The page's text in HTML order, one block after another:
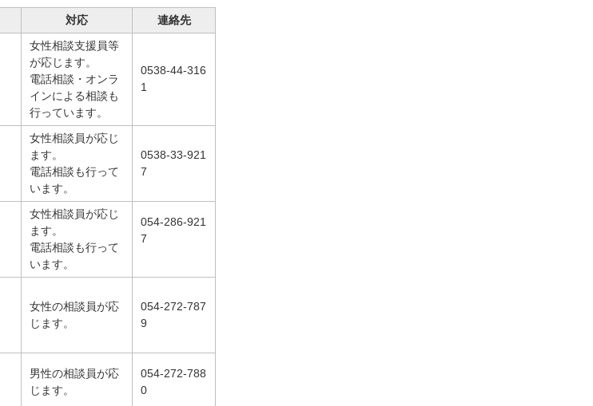
対応 連絡先
女性相談支援員等
が応じます。
電話相談・オンラ
インによる相談も
行っています。
0538-44-316
1
女性相談員が応じ
ます。
電話相談も行って
います。
0538-33-921
7
女性相談員が応じ
ます。
電話相談も行って
います。
054-286-921
7
女性の相談員が応
じます。
054-272-787
9
男性の相談員が応
じます。
054-272-788
0